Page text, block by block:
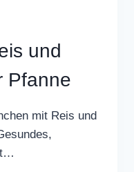
und
Pfanne
mit Reis und